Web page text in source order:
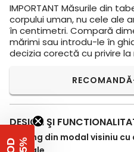
IMPORTANT Măsurile din
corpului uman, nu cele ale
în centimetri. Compară
mărimi sau introdu-le în
decizia corectă cu privire
DESIGN ŞI
Trening din modal visiniu